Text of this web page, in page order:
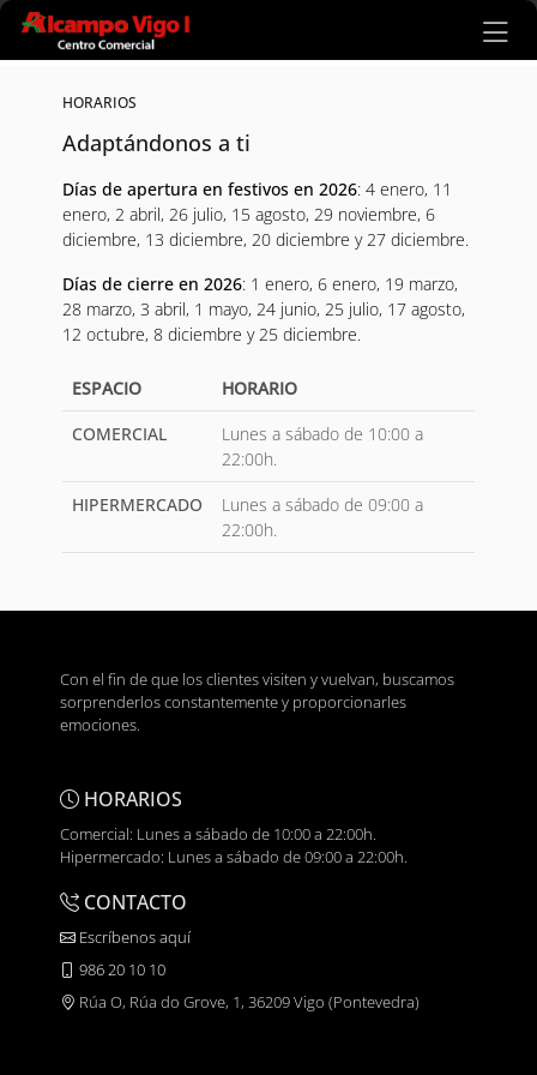
Ir al contenido principal
HORARIOS
Adaptándonos a ti
Días de apertura en festivos en 2026: 4 enero, 11
enero, 2 abril, 26 julio, 15 agosto, 29 noviembre, 6
diciembre, 13 diciembre, 20 diciembre y 27 diciembre.
Días de cierre en 2026: 1 enero, 6 enero, 19 marzo,
28 marzo, 3 abril, 1 mayo, 24 junio, 25 julio, 17 agosto,
12 octubre, 8 diciembre y 25 diciembre.
ESPACIO
HORARIO
COMERCIAL
Lunes a sábado de 10:00 a
22:00h.
HIPERMERCADO
Lunes a sábado de 09:00 a
22:00h.
Con el fin de que los clientes visiten y vuelvan, buscamos
sorprenderlos constantemente y proporcionarles
emociones.
HORARIOS
Comercial: Lunes a sábado de 10:00 a 22:00h.
Hipermercado: Lunes a sábado de 09:00 a 22:00h.
CONTACTO
Escríbenos aquí
986 20 10 10
Rúa O, Rúa do Grove, 1, 36209 Vigo (Pontevedra)